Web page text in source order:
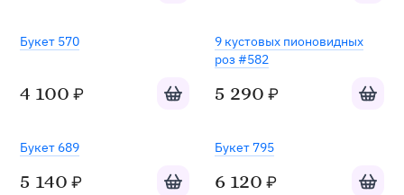
Букет 570
4 100 ₽ Добавить в корзину
9 кустовых пионовидных
роз #582
5 290 ₽
Букет 689
5 140 ₽ Добавить в корзину
Букет 795
6 120 ₽